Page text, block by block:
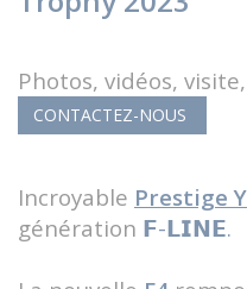
Photos, vidéos,
CONTACTEZ-NOUS
Incroyable Prestige
génération 𝗙-𝗟𝗜𝗡𝗘.